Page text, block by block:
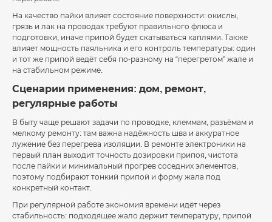
На качество пайки влияет состояние поверхности: окислы,
грязь и лак на проводах требуют правильного флюса и
подготовки, иначе припой будет скатываться каплями. Также
влияет мощность паяльника и его контроль температуры: один
и тот же припой ведёт себя по-разному на “перегретом” жале и
на стабильном режиме.
Сценарии применения: дом, ремонт,
регулярные работы
В быту чаще решают задачи по проводке, клеммам, разъёмам и
мелкому ремонту: там важна надёжность шва и аккуратное
лужение без перегрева изоляции. В ремонте электроники на
первый план выходит точность дозировки припоя, чистота
после пайки и минимальный прогрев соседних элементов,
поэтому подбирают тонкий припой и форму жала под
конкретный контакт.
При регулярной работе экономия времени идёт через
стабильность: подходящее жало держит температуру, припой